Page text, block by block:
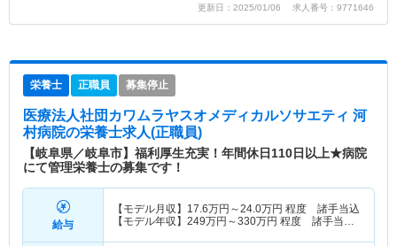
更新日：2025/01/06 求人番号：9771646
栄養士 正職員 募集停止
医療法人社団カワムラヤスオメディカルソサエティ 河
村病院の栄養士求人(正職員)
【岐阜県／岐阜市】福利厚生充実！年間休日110日以上★病院
にて管理栄養士の募集です！
給与
【モデル月収】 17.6万円～24.0万円 程度 諸手当込
【モデル年収】 249万円～330万円 程度 諸手当・